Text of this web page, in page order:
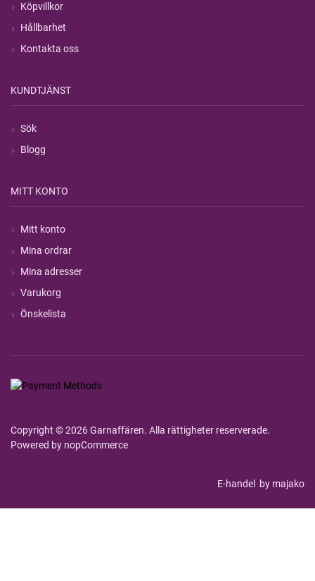
Köpvillkor
Hållbarhet
Kontakta oss
KUNDTJÄNST
Sök
Blogg
MITT KONTO
Mitt konto
Mina ordrar
Mina adresser
Varukorg
Önskelista
Copyright © 2026 Garnaffären. Alla rättigheter reserverade.
Powered by nopCommerce
E-handel by majako